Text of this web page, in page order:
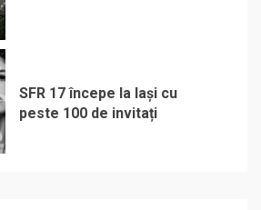
SFR 17 începe la Iași cu
peste 100 de invitați